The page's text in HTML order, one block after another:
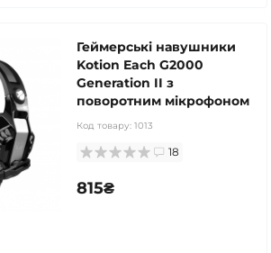
Геймерські навушники
Kotion Each G2000
Generation II з
поворотним мікрофоном
Код товару: 1013
18
815₴